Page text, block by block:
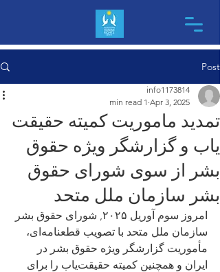
Post
تمدید ماموریت کمیته حقیقت
یاب و گزارشگر ویژه حقوق
بشر از سوی شورای حقوق
بشر سازمان ملل متحد
info1173814
Apr 3, 2025
1 min read
امروز سوم آوریل ٢۰٢۵, شورای حقوق بشر
سازمان ملل متحد با تصویب قطعنامه‌ای،
مأموریت گزارشگر ویژه حقوق بشر در
ایران و همچنین کمیته حقیقت‌یاب را برای